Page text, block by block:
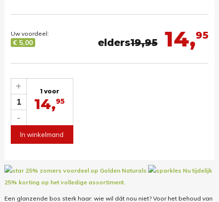
14,95
elders19,95
Uw voordeel:
€ 5,00
1
-
+ 1 voor
14,95
In winkelmand
25% zomers voordeel op Golden Naturals
Nu tijdelijk
25% korting op het volledige assortiment.
Een glanzende bos sterk haar: wie wil dát nou niet? Voor het behoud van